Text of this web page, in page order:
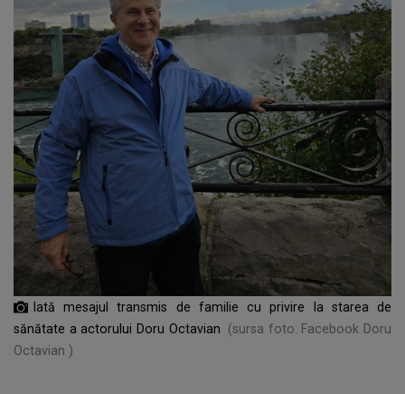
Iată mesajul transmis de familie cu privire la starea de
sănătate a actorului Doru Octavian
(sursa foto: Facebook Doru
Octavian )